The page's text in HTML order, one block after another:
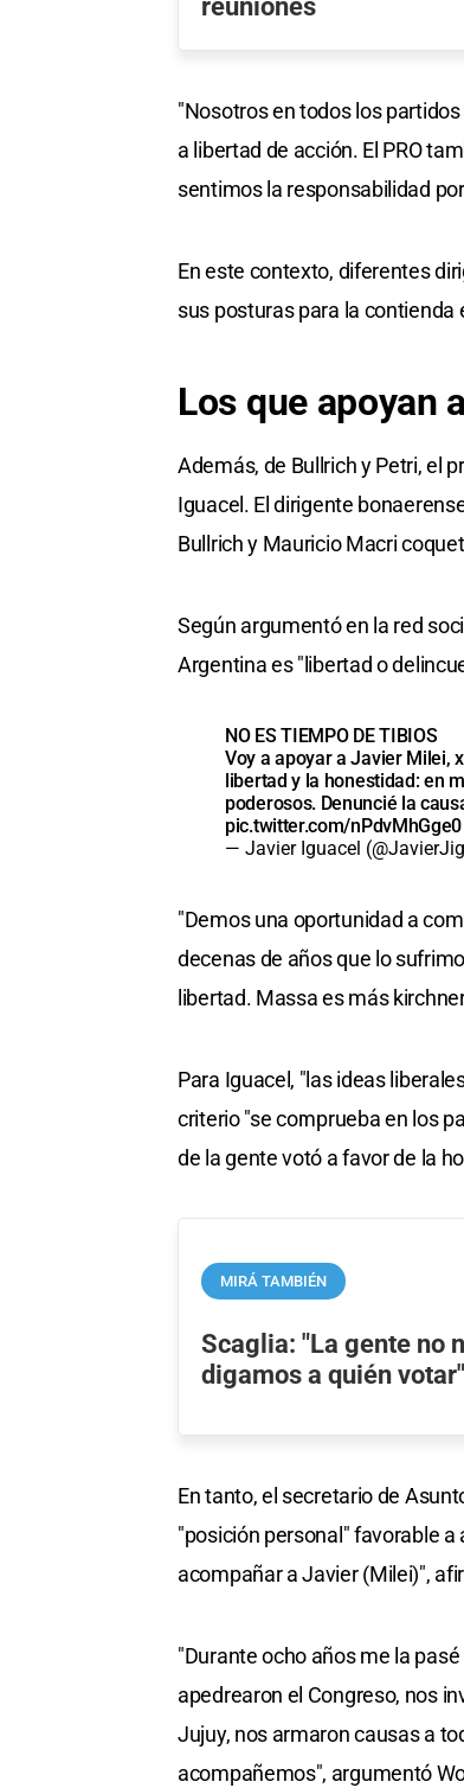
"Nosotros en todos los
a libertad de acción. El PRO
sentimos la responsabilidad
En este contexto, diferentes
sus posturas para la
Los que apoyan
Además, de Bullrich y Petri, el
Iguacel. El dirigente
Bullrich y Mauricio Macri
Según argumentó en la red
Argentina es "libertad o
NO ES TIEMPO DE TIBIOS
Voy a apoyar a Javier Milei,
libertad y la honestidad: en
poderosos. Denuncié la
pic.twitter.com/nPdvMhGge0
— Javier Iguacel
"Demos una oportunidad a
decenas de años que lo
libertad. Massa es más
Para Iguacel, "las ideas
criterio "se comprueba en los
de la gente votó a favor de la
MIRÁ TAMBIÉN
Scaglia: "La gente no
digamos a quién votar"
En tanto, el secretario de
"posición personal" favorable
acompañar a Javier (Milei)",
"Durante ocho años me la
apedrearon el Congreso, nos
Jujuy, nos armaron causas a
acompañemos", argumentó